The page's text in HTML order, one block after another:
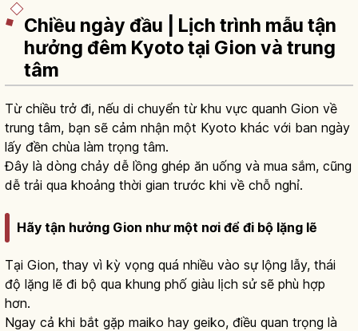
Chiều ngày đầu | Lịch trình mẫu tận
hưởng đêm Kyoto tại Gion và trung
tâm
Từ chiều trở đi, nếu di chuyển từ khu vực quanh Gion về
trung tâm, bạn sẽ cảm nhận một Kyoto khác với ban ngày
lấy đền chùa làm trọng tâm.
Đây là dòng chảy dễ lồng ghép ăn uống và mua sắm, cũng
dễ trải qua khoảng thời gian trước khi về chỗ nghỉ.
Hãy tận hưởng Gion như một nơi để đi bộ lặng lẽ
Tại Gion, thay vì kỳ vọng quá nhiều vào sự lộng lẫy, thái
độ lặng lẽ đi bộ qua khung phố giàu lịch sử sẽ phù hợp
hơn.
Ngay cả khi bắt gặp maiko hay geiko, điều quan trọng là